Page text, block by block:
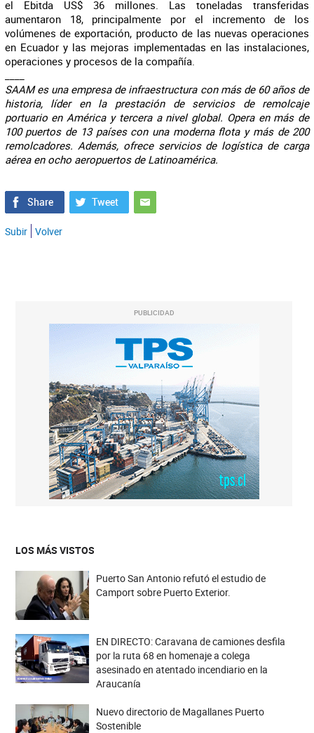
el Ebitda US$ 36 millones. Las toneladas transferidas
aumentaron 18, principalmente por el incremento de los
volúmenes de exportación, producto de las nuevas operaciones
en Ecuador y las mejoras implementadas en las instalaciones,
operaciones y procesos de la compañía.
SAAM es una empresa de infraestructura con más de 60 años de
historia, líder en la prestación de servicios de remolcaje
portuario en América y tercera a nivel global. Opera en más de
100 puertos de 13 países con una moderna flota y más de 200
remolcadores. Además, ofrece servicios de logística de carga
aérea en ocho aeropuertos de Latinoamérica.
Subir Volver
PUBLICIDAD
LOS MÁS VISTOS
Puerto San Antonio refutó el estudio de
Camport sobre Puerto Exterior.
EN DIRECTO: Caravana de camiones desfila
por la ruta 68 en homenaje a colega
asesinado en atentado incendiario en la
Araucanía
Nuevo directorio de Magallanes Puerto
Sostenible